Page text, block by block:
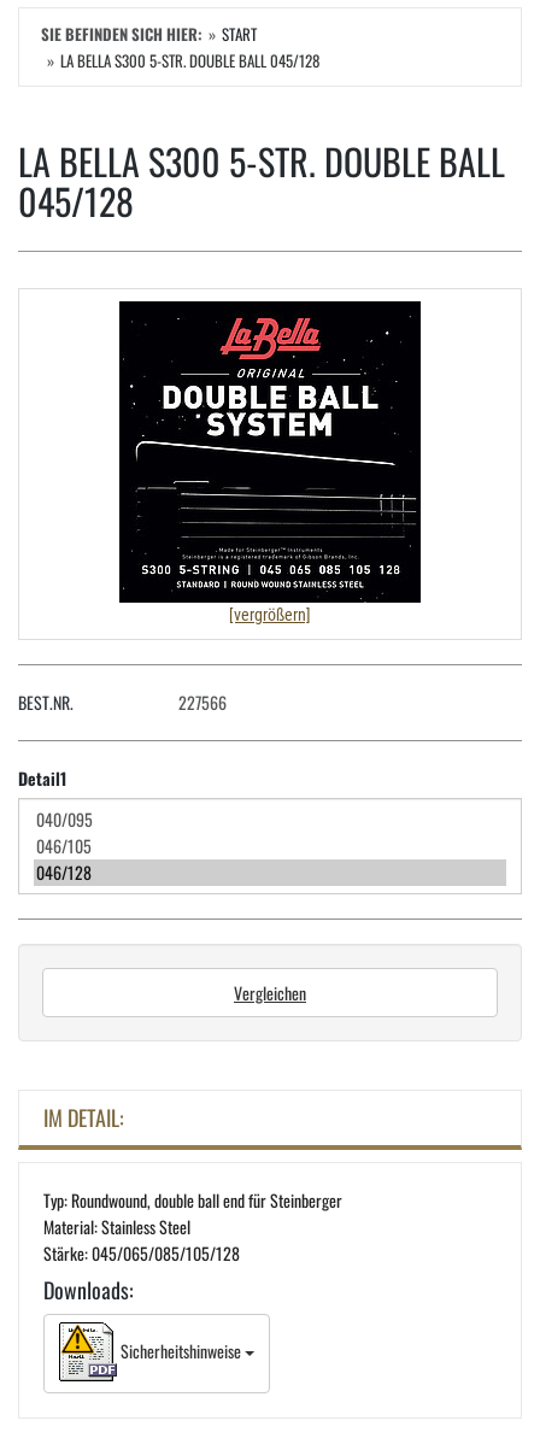
SIE BEFINDEN SICH HIER:
START
LA BELLA S300 5-STR. DOUBLE BALL 045/128
LA BELLA S300 5-STR. DOUBLE BALL
045/128
[vergrößern]
BEST.NR. 227566
Detail1
Vergleichen
IM DETAIL:
Typ: Roundwound, double ball end für Steinberger
Material: Stainless Steel
Stärke: 045/065/085/105/128
Downloads:
Sicherheitshinweise